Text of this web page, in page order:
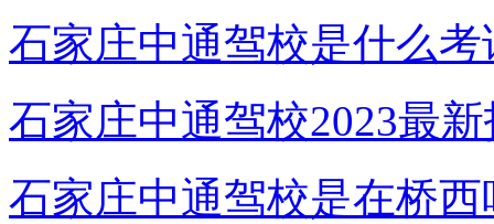
石家庄中通驾校是什么考
石家庄中通驾校2023最
石家庄中通驾校是在桥西